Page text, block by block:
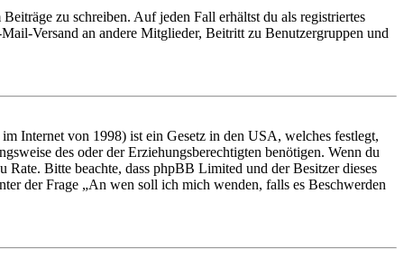
zu schreiben. Auf jeden Fall erhältst du als registriertes
Versand an andere Mitglieder, Beitritt zu Benutzergruppen und
Internet von 1998) ist ein Gesetz in den USA, welches festlegt,
des oder der Erziehungsberechtigten benötigen. Wenn du
Bitte beachte, dass phpBB Limited und der Besitzer dieses
der Frage „An wen soll ich mich wenden, falls es Beschwerden